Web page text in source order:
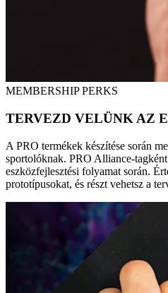
MEMBERSHIP PERKS
TERVEZD VELÜNK AZ
A PRO termékek készítése során
sportolóknak. PRO Alliance-
eszközfejlesztési folyamat során.
prototípusokat, és részt vehetsz a